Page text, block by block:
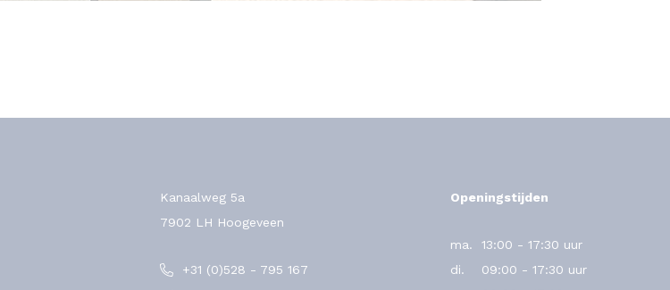
Kanaalweg 5a
7902 LH Hoogeveen
+31 (0)528 - 795 167
Openingstijden
ma.
13:00 - 17:30 uur
di.
09:00 - 17:30 uur